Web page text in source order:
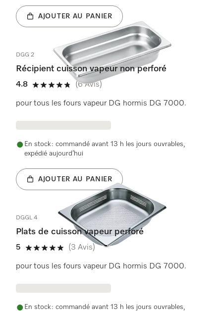
AJOUTER AU PANIER
DGG 2
Récipient cuisson vapeur non perforé
4.8
4.8 étoiles sur 5
(6 Avis)
pour tous les fours vapeur DG hormis DG 7000.
En stock : commandé avant 13 h les jours ouvrables,
expédié aujourd’hui
AJOUTER AU PANIER
DGGL 4
Plats de cuisson vapeur perforé
5
5 étoiles sur 5
(3 Avis)
pour tous les fours vapeur DG hormis DG 7000.
En stock : commandé avant 13 h les jours ouvrables,